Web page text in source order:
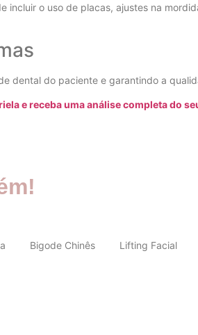
o uso de placas, ajustes na
dental do paciente e garantindo a
e receba uma análise completa do
Bigode Chinês Lifting Facial